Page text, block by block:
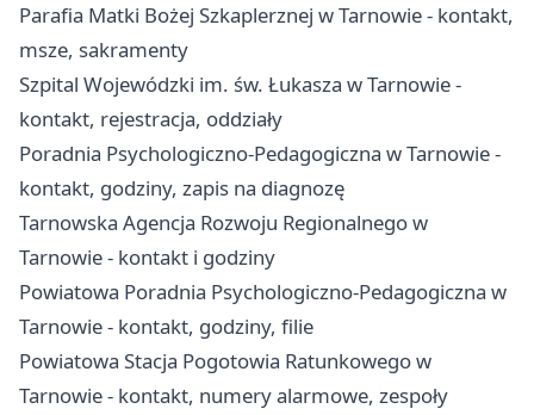
Parafia Matki Bożej Szkaplerznej w Tarnowie - kontakt,
msze, sakramenty
Szpital Wojewódzki im. św. Łukasza w Tarnowie -
kontakt, rejestracja, oddziały
Poradnia Psychologiczno-Pedagogiczna w Tarnowie -
kontakt, godziny, zapis na diagnozę
Tarnowska Agencja Rozwoju Regionalnego w
Tarnowie - kontakt i godziny
Powiatowa Poradnia Psychologiczno-Pedagogiczna w
Tarnowie - kontakt, godziny, filie
Powiatowa Stacja Pogotowia Ratunkowego w
Tarnowie - kontakt, numery alarmowe, zespoły